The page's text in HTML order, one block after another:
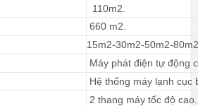
110m2.
660 m2.
15m2-30m2-50m2-
Máy phát điện tự động
Hệ thống máy lạnh cục
2 thang máy tốc độ cao.